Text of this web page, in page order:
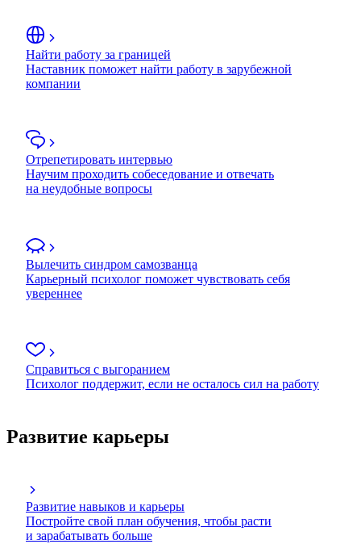
Найти работу за границей
Наставник поможет найти работу в зарубежной
компании
Отрепетировать интервью
Научим проходить собеседование и отвечать
на неудобные вопросы
Вылечить синдром самозванца
Карьерный психолог поможет чувствовать себя
увереннее
Справиться с выгоранием
Психолог поддержит, если не осталось сил на работу
Развитие карьеры
Развитие навыков и карьеры
Постройте свой план обучения, чтобы расти
и зарабатывать больше